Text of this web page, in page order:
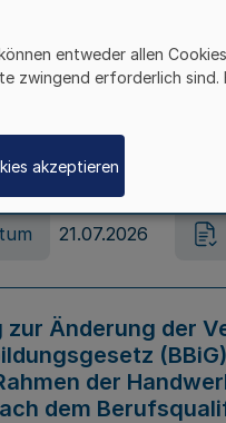
von
–
21.07.2026
des Online-
21.07.2026
Änderung der
der
dem
entweder allen
zwingend erforderlich sind.
akzeptieren